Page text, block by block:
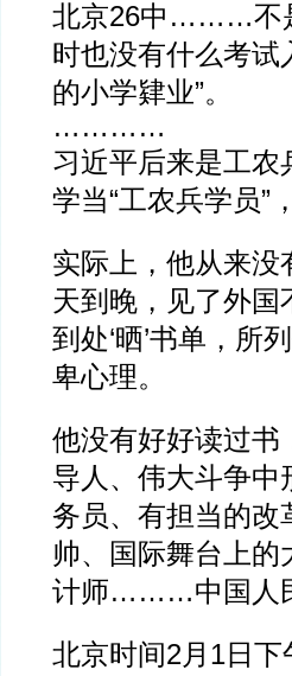
北京26中………不
时也没有什么考试
的小学肄业”。
…………
习近平后来是工农
学当“工农兵学员
实际上，他从来没
天到晚，见了外国
到处‘晒’书单，
卑心理。
他没有好好读过书
导人、伟大斗争中
务员、有担当的改
帅、国际舞台上
计师………中国人
北京时间2月1日